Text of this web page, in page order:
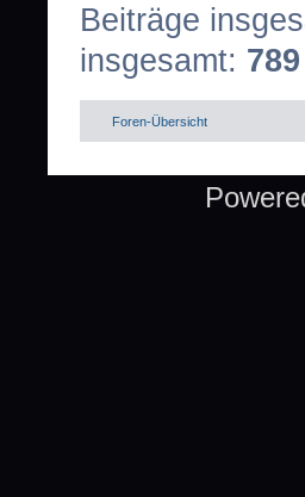
Beiträge
insgesamt: 789
Foren-Übersicht